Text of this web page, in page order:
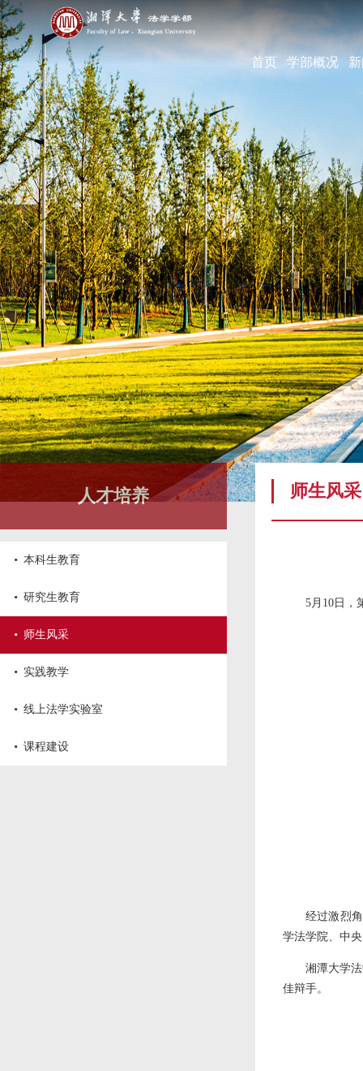
首页 学部概况
现任领导
机构设置
学部宣传片
部长寄语
人才培养
· 本科生教育
· 研究生教育
· 师生风采
· 实践教学
· 线上法学实验室
· 课程建设
师生风采
5月10日，
经过激烈
学法学院、中
湘潭大学
佳辩手。